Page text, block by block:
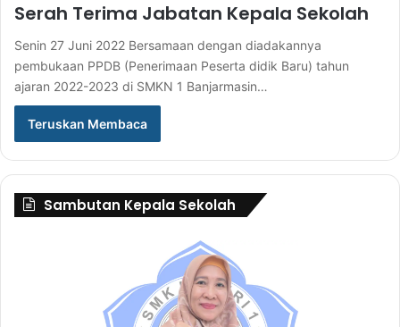
Serah Terima Jabatan Kepala Sekolah
Senin 27 Juni 2022 Bersamaan dengan diadakannya
pembukaan PPDB (Penerimaan Peserta didik Baru) tahun
ajaran 2022-2023 di SMKN 1 Banjarmasin…
Teruskan Membaca
Sambutan Kepala Sekolah